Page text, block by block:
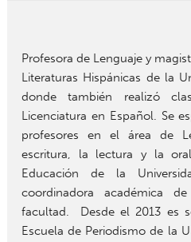
Profesora de Lenguaje y
Literaturas Hispánicas de la
donde también realizó
Licenciatura en Español. Se
profesores en el área de
escritura, la lectura y la
Educación de la
coordinadora académica
facultad. Desde el 2013 es
Escuela de Periodismo de la